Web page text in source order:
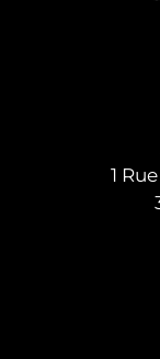
1